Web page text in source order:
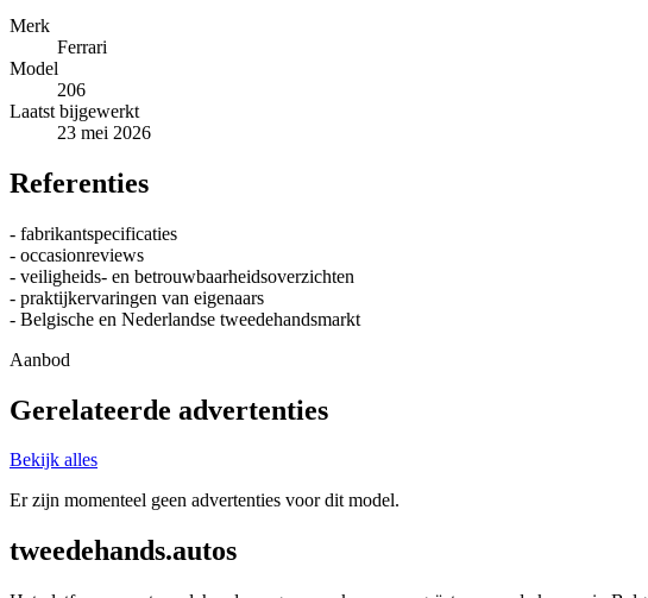
Merk
Ferrari
Model
206
Laatst bijgewerkt
23 mei 2026
Referenties
- fabrikantspecificaties
- occasionreviews
- veiligheids- en betrouwbaarheidsoverzichten
- praktijkervaringen van eigenaars
- Belgische en Nederlandse tweedehandsmarkt
Aanbod
Gerelateerde advertenties
Bekijk alles
Er zijn momenteel geen advertenties voor dit model.
tweedehands.autos